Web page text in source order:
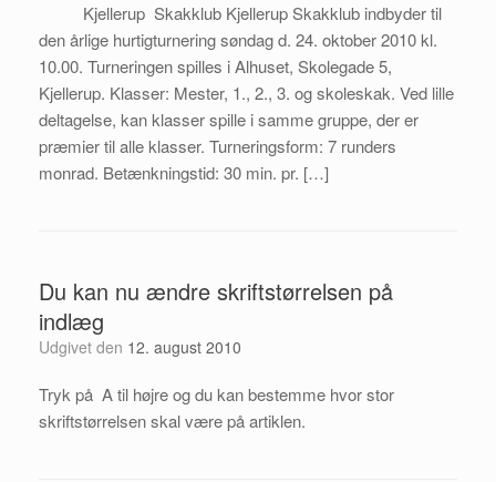
Kjellerup Skakklub Kjellerup Skakklub indbyder til
den årlige hurtigturnering søndag d. 24. oktober 2010 kl.
10.00. Turneringen spilles i Alhuset, Skolegade 5,
Kjellerup. Klasser: Mester, 1., 2., 3. og skoleskak. Ved lille
deltagelse, kan klasser spille i samme gruppe, der er
præmier til alle klasser. Turneringsform: 7 runders
monrad. Betænkningstid: 30 min. pr. […]
Du kan nu ændre skriftstørrelsen på
indlæg
Udgivet den 12. august 2010
Tryk på A til højre og du kan bestemme hvor stor
skriftstørrelsen skal være på artiklen.